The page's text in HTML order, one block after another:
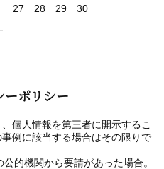
27
28 29 30
ーポリシー
個人情報を第三者に開示するこ
例に該当する場合はその限りで
的機関から要請があった場合。